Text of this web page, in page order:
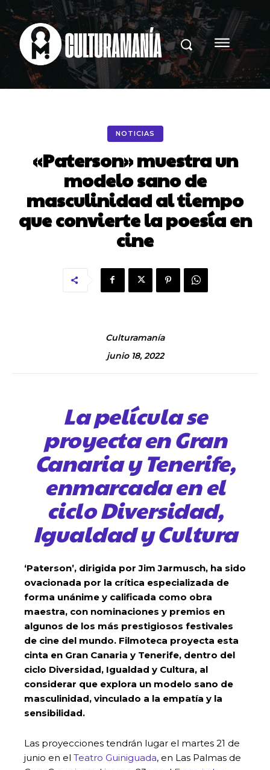
NOTICIAS
«Paterson» muestra un
modelo sano de
masculinidad al tiempo
que convierte la poesía en
cine
Culturamanía
junio 18, 2022
La película se
proyecta en Gran
Canaria y Tenerife,
enmarcada en el
ciclo Diversidad,
Igualdad y Cultura
‘Paterson’, dirigida por Jim Jarmusch, ha sido
ovacionada por la crítica especializada de
forma unánime y calificada como obra
maestra, con nominaciones y premios en
algunos de los más prestigiosos festivales
de cine del mundo. Filmoteca proyecta esta
cinta en Gran Canaria y Tenerife, dentro del
ciclo Diversidad, Igualdad y Cultura, al
considerar que explora un modelo sano de
masculinidad, vinculado a la empatía y la
sensibilidad.
Las proyecciones tendrán lugar el martes 21 de
junio en el Teatro Guiniguada, en Las Palmas de